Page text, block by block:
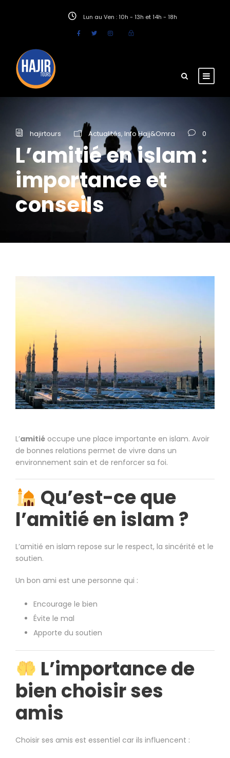
Lun au Ven : 10h - 13h et 14h - 18h
hajirtours Actualités, Info Hajj&Omra 0
L’amitié en islam :
importance et
conseils
L’amitié occupe une place importante en islam. Avoir
de bonnes relations permet de vivre dans un
environnement sain et de renforcer sa foi.
Qu’est-ce que
l’amitié en islam ?
L’amitié en islam repose sur le respect, la sincérité et le
soutien.
Un bon ami est une personne qui :
Encourage le bien
Évite le mal
Apporte du soutien
L’importance de
bien choisir ses
amis
Choisir ses amis est essentiel car ils influencent :